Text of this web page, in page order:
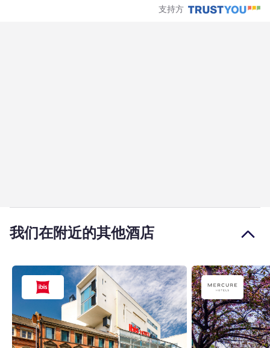
支持方
我们在附近的其他酒店